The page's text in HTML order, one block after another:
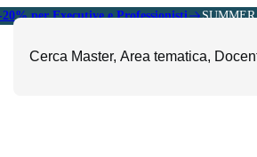
per Executive e Professionisti